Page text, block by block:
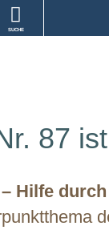
SUCHE
87
Hilfe